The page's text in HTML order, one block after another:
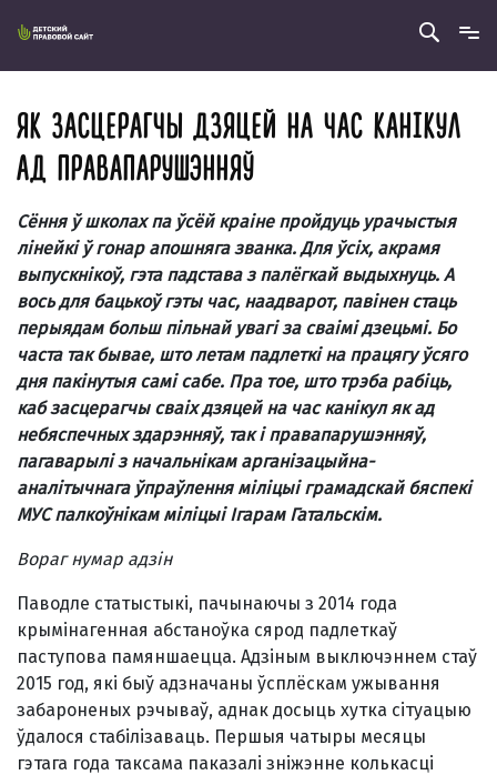
ЯК ЗАСЦЕРАГЧЫ ДЗЯЦЕЙ НА ЧАС КАНІКУЛ
АД ПРАВАПАРУШЭННЯЎ
Сёння ў школах па ўсёй краіне пройдуць урачыстыя
лінейкі ў гонар апошняга званка. Для ўсіх, акрамя
выпускнікоў, гэта падстава з палёгкай выдыхнуць. А
вось для бацькоў гэты час, наадварот, павінен стаць
перыядам больш пільнай увагі за сваімі дзецьмі. Бо
часта так бывае, што летам падлеткі на працягу ўсяго
дня пакінутыя самі сабе. Пра тое, што трэба рабіць,
каб засцерагчы сваіх дзяцей на час канікул як ад
небяспечных здарэнняў, так і правапарушэнняў,
пагаварылі з начальнікам арганізацыйна-
аналітычнага ўпраўлення міліцыі грамадскай бяспекі
МУС палкоўнікам міліцыі Ігарам Гатальскім.
Вораг нумар адзін
Паводле статыстыкі, пачынаючы з 2014 года
крымінагенная абстаноўка сярод падлеткаў
паступова памяншаецца. Адзіным выключэннем стаў
2015 год, які быў адзначаны ўсплёскам ужывання
забароненых рэчываў, аднак досыць хутка сітуацыю
ўдалося стабілізаваць. Першыя чатыры месяцы
гэтага года таксама паказалі зніжэнне колькасці